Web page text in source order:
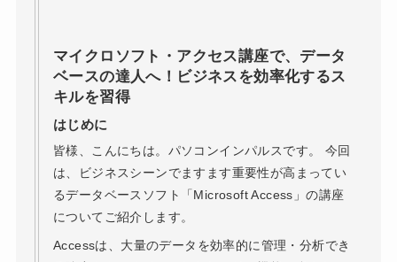
マイクロソフト・アクセス講座で、データ
ベースの達人へ！ビジネスを効率化するス
キルを習得
はじめに
皆様、こんにちは。パソコンインパルスです。 今回
は、ビジネスシーンでますます重要性が高まってい
るデータベースソフト「Microsoft Access」の講座
についてご紹介します。
Accessは、大量のデータを効率的に管理・分析でき